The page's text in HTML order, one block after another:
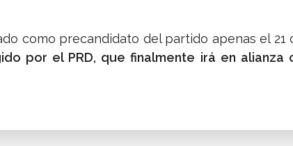
como precandidato del partido apenas el 21
por el PRD, que finalmente irá en alianza